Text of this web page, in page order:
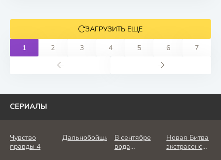
ЗАГРУЗИТЬ ЕЩЕ
1
2 3 4 5 6 7
СЕРИАЛЫ
Чувство
правды 4
Дальнобойщик
В сентябре
вода
Новая Битва
экстрасенсов